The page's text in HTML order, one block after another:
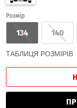
Розмір
134 140
ТАБЛИЦЯ РОЗМІРІВ